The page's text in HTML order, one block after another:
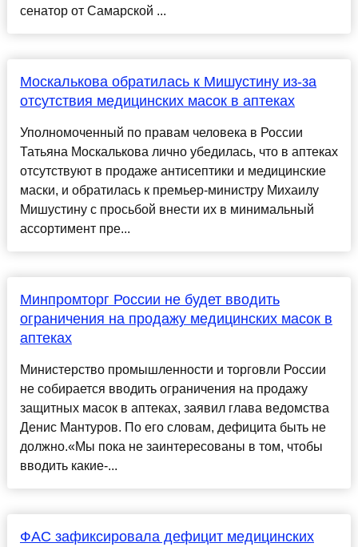
сенатор от Самарской ...
Москалькова обратилась к Мишустину из-за
отсутствия медицинских масок в аптеках
Уполномоченный по правам человека в России
Татьяна Москалькова лично убедилась, что в аптеках
отсутствуют в продаже антисептики и медицинские
маски, и обратилась к премьер-министру Михаилу
Мишустину с просьбой внести их в минимальный
ассортимент пре...
Минпромторг России не будет вводить
ограничения на продажу медицинских масок в
аптеках
Министерство промышленности и торговли России
не собирается вводить ограничения на продажу
защитных масок в аптеках, заявил глава ведомства
Денис Мантуров. По его словам, дефицита быть не
должно.«Мы пока не заинтересованы в том, чтобы
вводить какие-...
ФАС зафиксировала дефицит медицинских